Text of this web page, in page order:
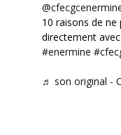
10 raisons de ne
directement
#enermine
♬ son original -